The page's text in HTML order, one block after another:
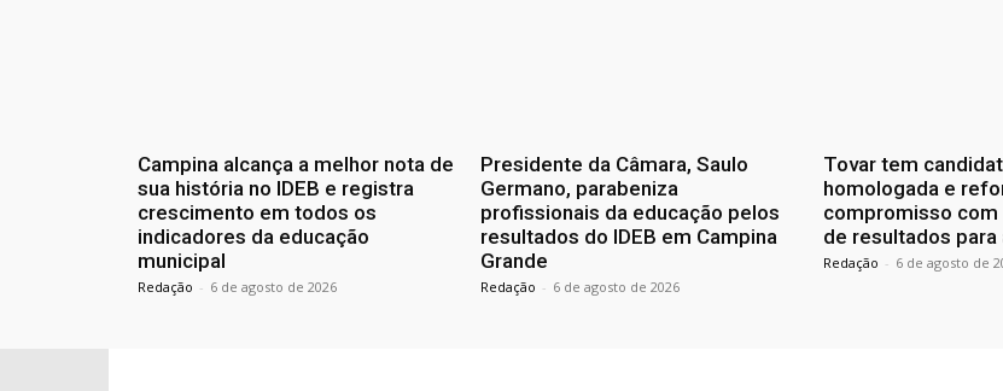
Campina alcança a melhor nota de
sua história no IDEB e registra
crescimento em todos os
indicadores da educação
municipal
Redação - 6 de agosto de 2026
Presidente da Câmara, Saulo
Germano, parabeniza
profissionais da educação pelos
resultados do IDEB em Campina
Grande
Redação - 6 de agosto de 2026
Tovar tem
homologada e
compromisso com
de resultados para
Redação - 6 de agosto de